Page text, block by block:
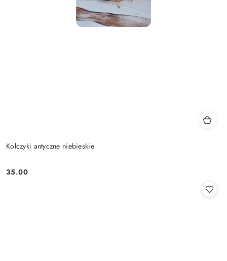
Kolczyki antyczne niebieskie
Cena:
35.00